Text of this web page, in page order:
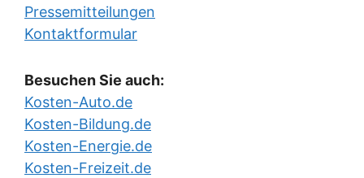
Pressemitteilungen
Kontaktformular
Besuchen Sie auch:
Kosten-Auto.de
Kosten-Bildung.de
Kosten-Energie.de
Kosten-Freizeit.de